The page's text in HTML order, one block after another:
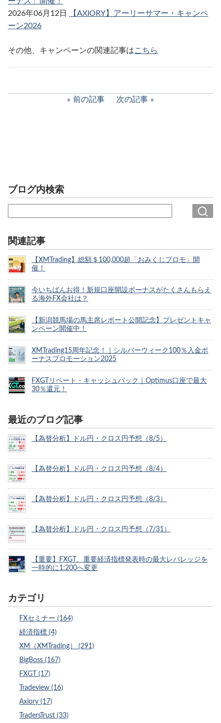
2026年06月12日
【AXIORY】アーリーサマー・キャンペ
ーン2026
その他、キャンペーンの関連記事はこちら
前の記事 次の記事
ブログ内検索
関連記事
【XMTrading】総額＄100,000超「おみくじプロモ」開
催！
今いちばんお得！新規口座開設ボーナスがたくさんもらえ
る海外FX会社は？
【新潟競馬場の馬主席レポート公開記念】プレゼントキャ
ンペーン開催中！
XMTrading15周年記念！｜シルバーウィーク100％入金ボ
ーナスプロモーション2025
FXGTリベート・キャッシュバック｜Optimus口座で最大
30％還元！
最近のブログ記事
【為替分析】ドル円・クロス円予想（8/5）
【為替分析】ドル円・クロス円予想（8/4）
【為替分析】ドル円・クロス円予想（8/3）
【為替分析】ドル円・クロス円予想（7/31）
【重要】FXGT、重要経済指標発表時の最大レバレッジを
一時的に1:200へ変更
カテゴリ
FXセミナー (164)
経済指標 (4)
XM（XMTrading） (291)
BigBoss (167)
FXGT (17)
Tradeview (16)
Axiory (17)
TradersTrust (33)